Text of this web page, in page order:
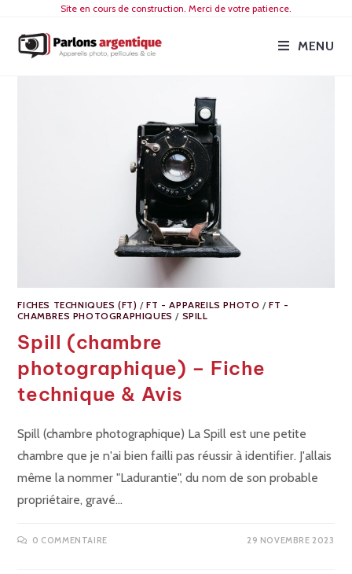
Site en cours de construction. Merci de votre patience.
MENU
FICHES TECHNIQUES (FT) /FT - APPAREILS PHOTO /FT -
CHAMBRES PHOTOGRAPHIQUES / SPILL
Spill (chambre
photographique) – Fiche
technique & Avis
Spill (chambre photographique) La Spill est une petite
chambre que je n'ai bien failli pas réussir à identifier. J'allais
même la nommer "Ladurantie", du nom de son probable
propriétaire, gravé…
0 COMMENTAIRE 29 NOVEMBRE 2023